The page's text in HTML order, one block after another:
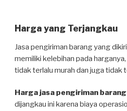
Harga yang Terjangkau
Jasa pengiriman barang yang
memiliki kelebihan pada
tidak terlalu murah dan juga tidak
Harga jasa pengiriman barang
dijangkau ini karena biaya